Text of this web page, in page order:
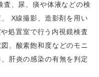
、尿、痰や体液などの検
X線撮影、造影剤を用い
処置室で行う内視鏡検査
、酸素飽和度などのモニ
肝炎の感染の有無を判定